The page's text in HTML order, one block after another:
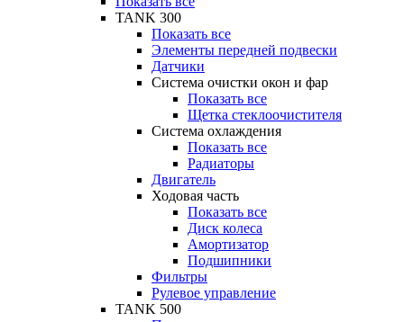
TANK 300
Показать все
Элементы передней подвески
Датчики
Система очистки окон и фар
Показать все
Щетка стеклоочистителя
Система охлаждения
Показать все
Радиаторы
Двигатель
Ходовая часть
Показать все
Диск колеса
Амортизатор
Подшипники
Фильтры
Рулевое управление
TANK 500